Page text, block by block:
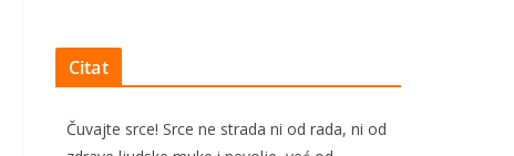
Citat
Čuvajte srce! Srce ne strada ni od rada, ni od